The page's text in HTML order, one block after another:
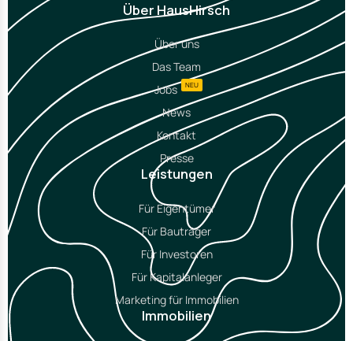
Über HausHirsch
Über uns
Das Team
Jobs
NEU
News
Kontakt
Presse
Leistungen
Für Eigentümer
Für Bauträger
Für Investoren
Für Kapitalanleger
Marketing für Immobilien
Immobilien